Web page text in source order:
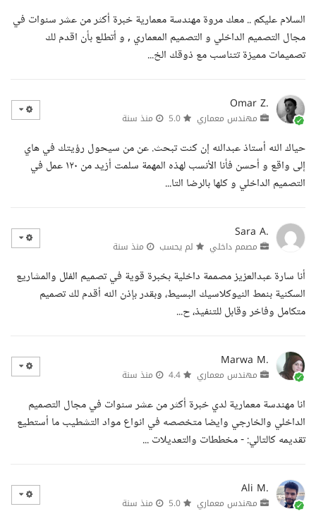
السلام عليكم .. معك مروة مهندسة معمارية خبرة أكثر من عشر سنوات في
مجال التصميم الداخلي و التصميم المعماري , و أتطلع بأن اقدم لك
تصميمات مميزة تتناسب مع ذوقك الخ...
Omar Z.
مهندس معماري منذ سنة
حياك الله أستاذ عبدالله إن كنت تبحث. عن من سيحول رؤيتك في هاي
إلى واقع و أحسن فأنا الأنسب لهذه المهمة سلمت أزيد من ١٢٠ عمل في
التصميم الداخلي و كلها بالرضا التا...
Sara A.
مصمم داخلي لم يحسب منذ سنة
أنا سارة عبدالعزيز مصممة داخلية بخبرة قوية في تصميم الفلل والمشاريع
السكنية بنمط النيوكلاسيك البسيط، وبقدر بإذن الله أقدم لك تصميم
متكامل وفاخر وقابل للتنفيذ، ح...
Marwa M.
مهندس معماري منذ سنة
انا مهندسة معمارية لدي خبرة أكثر من عشر سنوات في مجال التصميم
الداخلي والخارجي وايضا متخصصه في انواع مواد التشطيب ما أستطيع
تقديمه كالتالي: - مخططات والتعديلات ...
Ali M.
مهندس معماري منذ سنة